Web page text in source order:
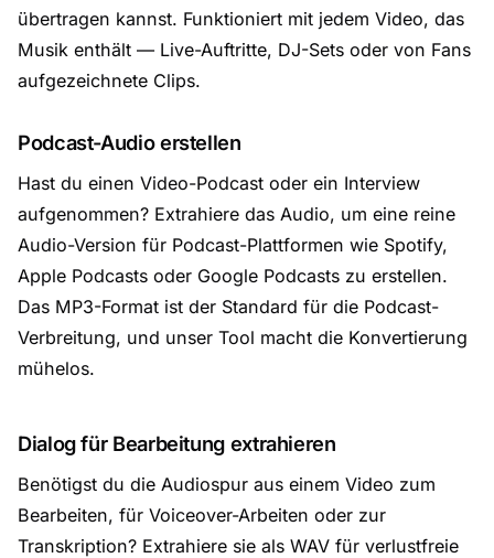
übertragen kannst. Funktioniert mit jedem Video, das
Musik enthält — Live-Auftritte, DJ-Sets oder von Fans
aufgezeichnete Clips.
Podcast-Audio erstellen
Hast du einen Video-Podcast oder ein Interview
aufgenommen? Extrahiere das Audio, um eine reine
Audio-Version für Podcast-Plattformen wie Spotify,
Apple Podcasts oder Google Podcasts zu erstellen.
Das MP3-Format ist der Standard für die Podcast-
Verbreitung, und unser Tool macht die Konvertierung
mühelos.
Dialog für Bearbeitung extrahieren
Benötigst du die Audiospur aus einem Video zum
Bearbeiten, für Voiceover-Arbeiten oder zur
Transkription? Extrahiere sie als WAV für verlustfreie